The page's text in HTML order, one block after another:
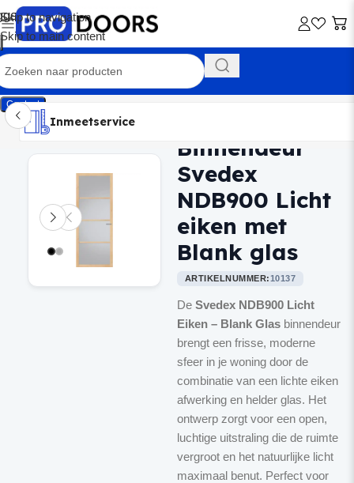
Skip to navigation
Skip to main content
Contact
Inmeetservice
Montageservice
Advies op maat
Showroom
Inmeetservice
Binnendeur
Svedex
NDB900 Licht
eiken met
Blank glas
ARTIKELNUMMER:10137
De Svedex NDB900 Licht
Eiken – Blank Glasbinnendeur
brengt een frisse, moderne
sfeer in je woning door de
combinatie van een lichte eiken
afwerking en helder glas. Het
ontwerp zorgt voor een open,
luchtige uitstraling die de ruimte
vergroot en het natuurlijke licht
maximaal benut. Perfect voor